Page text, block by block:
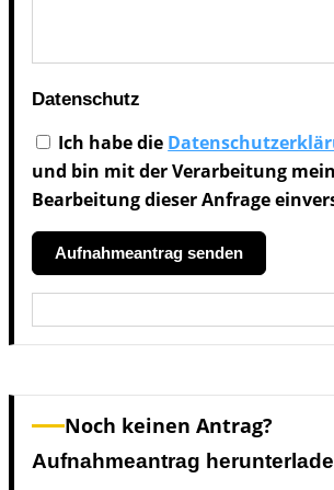
Datenschutz
Ich habe die
und bin mit der Ver­ar­bei­tung
Be­ar­bei­tung die­ser An­fra­ge
Noch kei­nen An­trag?
Aufnahmeantrag